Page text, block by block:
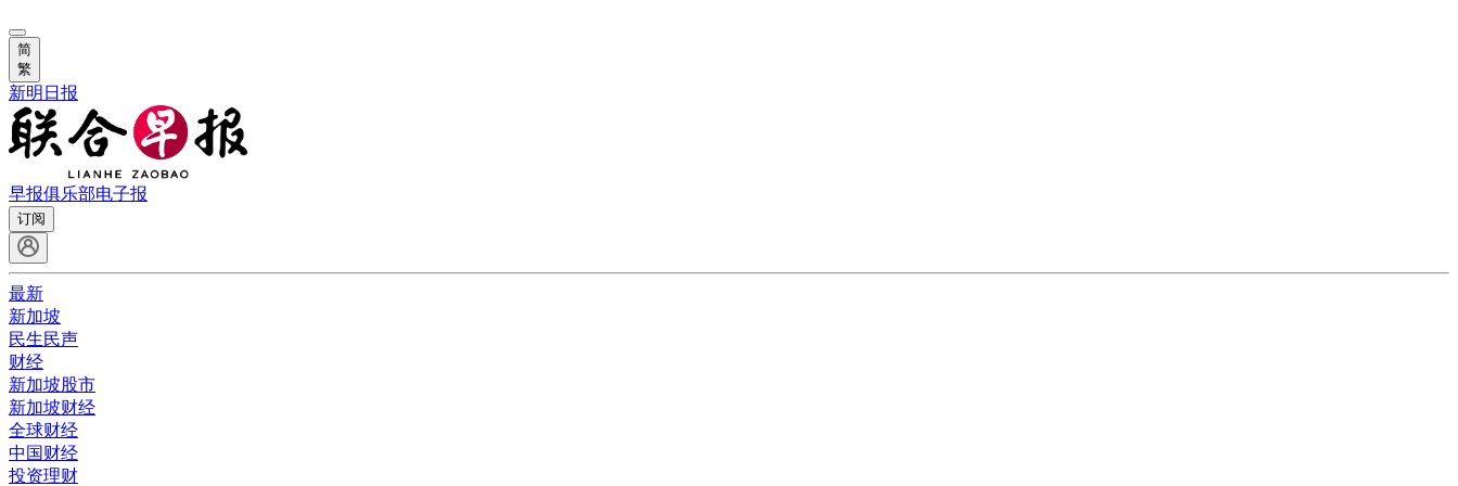
简
繁
新明日报
早报俱乐部电子报
订阅
最新
新加坡
民生民声
财经
新加坡股市
新加坡财经
全球财经
中国财经
投资理财